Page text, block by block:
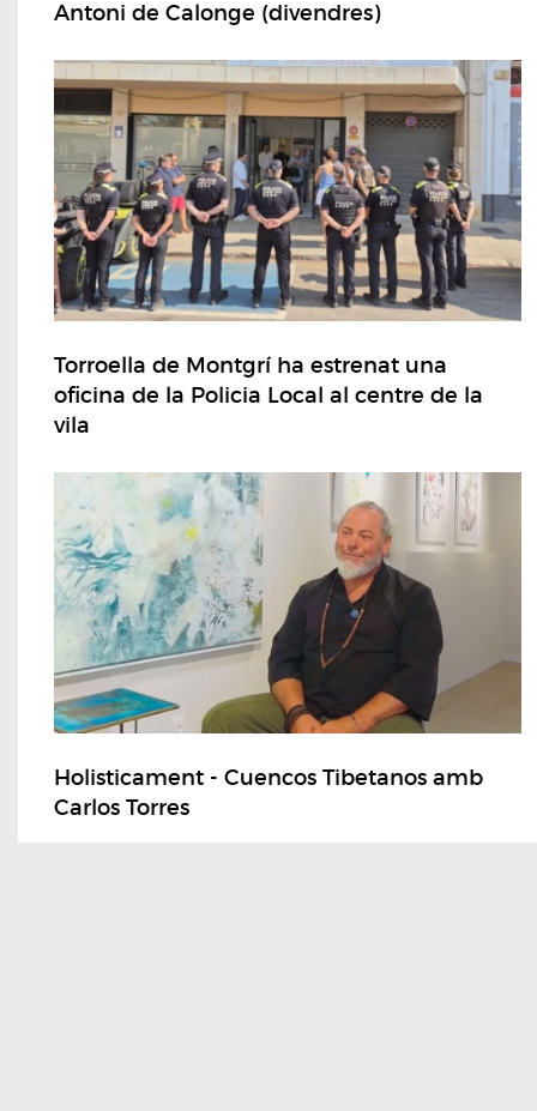
Antoni de Calonge (divendres)
Torroella de Montgrí ha estrenat una
oficina de la Policia Local al centre de la
vila
Holisticament - Cuencos Tibetanos amb
Carlos Torres